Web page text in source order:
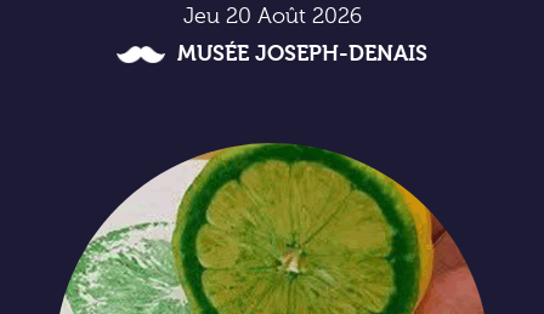
Jeu 20 Août 2026
MUSÉE JOSEPH-DENAIS